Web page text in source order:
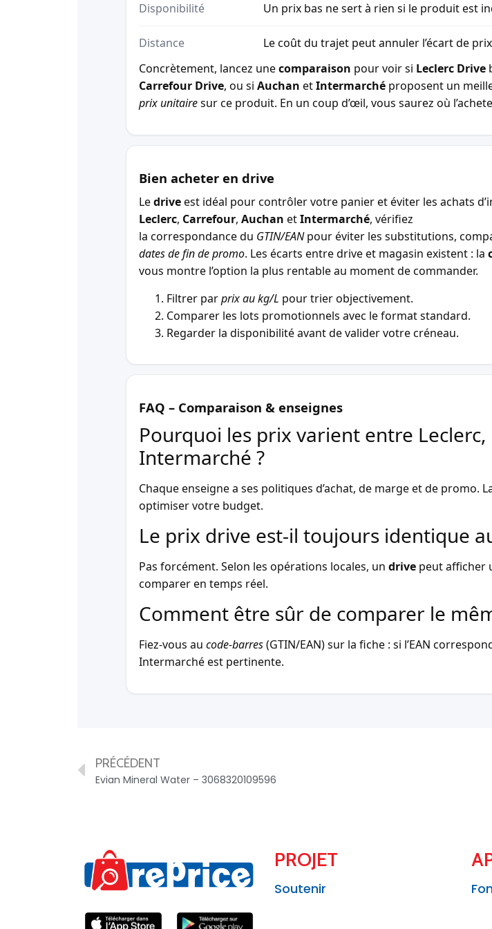
Disponibilité Un prix bas ne sert à rien si le produit est
Distance
Le coût du trajet peut annuler l’écart de
Concrètement, lancez unecomparaison pour voir si Leclerc Drive
Carrefour Drive, ou si Auchan etIntermarché proposent un
prix unitairesur ce produit. En un coup d’œil, vous saurez où
Bien acheter en drive
Ledriveest idéal pour contrôler votre panier et éviter les achats
Leclerc, Carrefour, Auchan etIntermarché, vérifiez
la correspondance du GTIN/EANpour éviter les substitutions,
dates de fin de promo. Les écarts entre drive et magasin existent : la
vous montre l’option la plus rentable au moment de commander.
Filtrer parprix au kg/L pour trier objectivement.
Comparer les lots promotionnels avec le format standard.
Regarder la disponibilité avant de valider votre créneau.
FAQ – Comparaison & enseignes
Pourquoi les prix varient entre
Intermarché ?
Chaque enseigne a ses politiques d’achat, de marge et de promo.
optimiser votre budget.
Le prix drive est-il toujours identique
Pas forcément. Selon les opérations locales, un drive peut afficher
comparer en temps réel.
Comment être sûr de comparer le
Fiez-vous au code-barres(GTIN/EAN) sur la fiche : si l’EAN
Intermarché est pertinente.
PRÉCÉDENT
Evian Mineral Water – 3068320109596
PROJET
Soutenir